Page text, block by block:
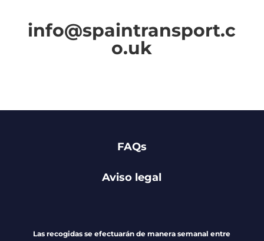
info@spaintransport.c
o.uk
FAQs
Aviso legal
Las recogidas se efectuarán de manera semanal entre